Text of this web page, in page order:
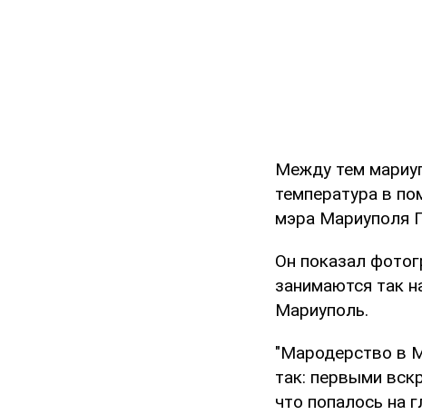
Между тем
температура в
мэра Мариуполя
Он показал
занимаются так
Мариуполь.
"Мародерство в
так: первыми
что попалось на